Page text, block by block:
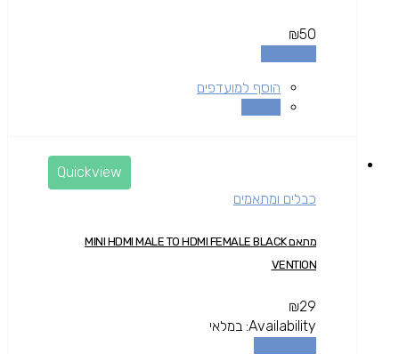
₪50
הוסף למועדפים
Quickview
כבלים ומתאמים
מתאם MINI HDMI MALE TO HDMI FEMALE BLACK
VENTION
₪29
Availability: במלאי